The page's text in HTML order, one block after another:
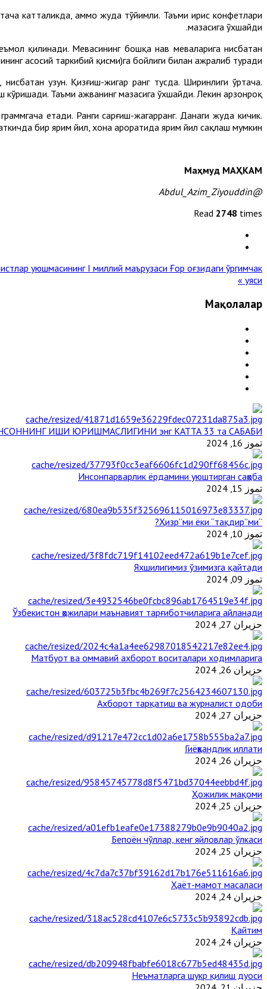
катталикда, аммо жуда тўйимли. Таъми ирис конфетлари
мазасига ўхшайди.
қилинади. Мевасининг бошқа нав меваларига нисбатан
асосий таркибий қисми)га бойлиги билан ажралиб туради.
узун. Қизғиш-жигар ранг тусда. Ширинлиги ўртача.
Таъми ажванинг мазасига ўхшайди. Лекин арзонроқ.
етади. Ранги сарғиш-жагарранг. Данаги жуда кичик.
бир ярим йил, хона ҳароратида ярим йил сақлаш мумкин.
Маҳмуд МАҲКАМ
@Abdul_Azim_Ziyouddin
Read 2748 times
уюшмасининг I миллий маърузаси Ғор оғзидаги ўргимчак
уяси »
Мақолалар
ИШИ ЮРИШМАСЛИГИНИ энг КАТТА 33 та САБАБИ
تموز 16, 2024
Инсонпарварлик ёрдамини уюштирган саҳоба
تموز 15, 2024
“Ҳизр”ми ёки “тақдир”ми?
تموز 10, 2024
Яхшилигимиз ўзимизга қайтади
تموز 09, 2024
Ўзбекистон ҳожилари маънавият тарғиботчиларига айланади
حزيران 27, 2024
Матбуот ва оммавий ахборот воситалари ходимларига
حزيران 26, 2024
Ахборот тарқатиш ва журналист одоби
حزيران 27, 2024
Гиёҳвандлик иллати
حزيران 26, 2024
Ҳожилик мақоми
حزيران 25, 2024
Бепоён чўллар, кенг яйловлар ўлкаси
حزيران 25, 2024
Ҳаёт-мамот масаласи
حزيران 24, 2024
Қайтим
حزيران 24, 2024
Неъматларга шукр қилиш дуоси